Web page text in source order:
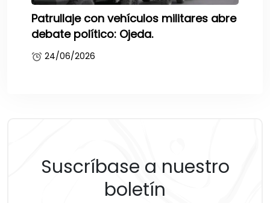
Patrullaje con vehículos militares abre
debate político: Ojeda.
24/06/2026
Suscríbase a nuestro
boletín